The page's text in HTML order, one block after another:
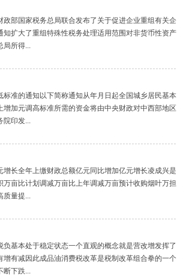
部国家税务总局联合发布了关于促进企业重组有关企
扩大了重组特殊性税务处理适用范围对非货币性资产
局所得...
准的通知以下简称通知从年月日起全国城乡居民基本
加元调高标准所需的资金将由中央财政对中西部地区
院印发...
长全年上缴财政总额亿元同比增加亿元增长凌成兴是
亩比计划调减万亩比上年调减万亩预计收购烟叶万担
质量提...
基本处于稳定状态一个直观的概念就是营改增发挥了
有减因此成品油消费税改革是税制改革组合拳的一个
断下跌...